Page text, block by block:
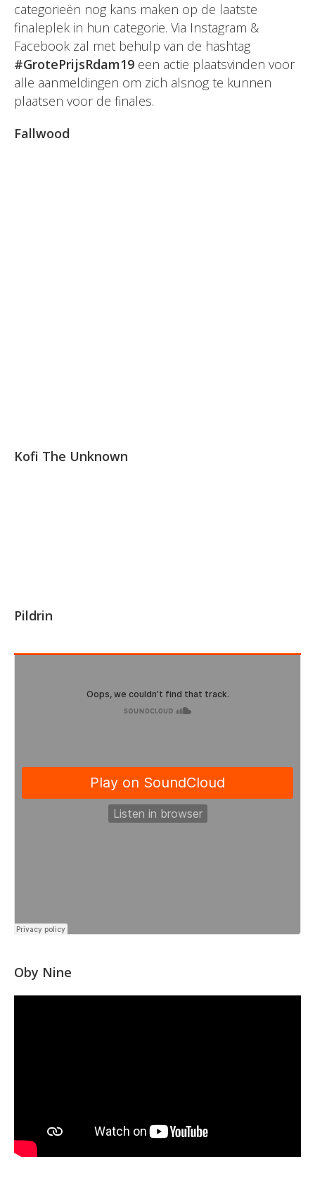
categorieën nog kans maken op de laatste
finaleplek in hun categorie. Via Instagram &
Facebook zal met behulp van de hashtag
#GrotePrijsRdam19 een actie plaatsvinden voor
alle aanmeldingen om zich alsnog te kunnen
plaatsen voor de finales.
Fallwood
Kofi The Unknown
Pildrin
Oby Nine